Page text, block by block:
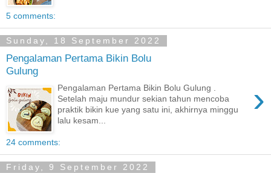
5 comments:
Sunday, 18 September 2022
Pengalaman Pertama Bikin Bolu
Gulung
›
Pengalaman Pertama Bikin Bolu Gulung .
Setelah maju mundur sekian tahun mencoba
praktik bikin kue yang satu ini, akhirnya minggu
lalu kesam...
24 comments:
Friday, 9 September 2022